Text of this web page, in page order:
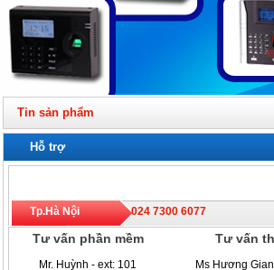
Tin sản phẩm
Hỗ trợ
Tp.Hà Nội 024 7300 6077
Tư vấn phần mềm Tư vấn
Mr. Huỳnh - ext: 101
Ms Hương